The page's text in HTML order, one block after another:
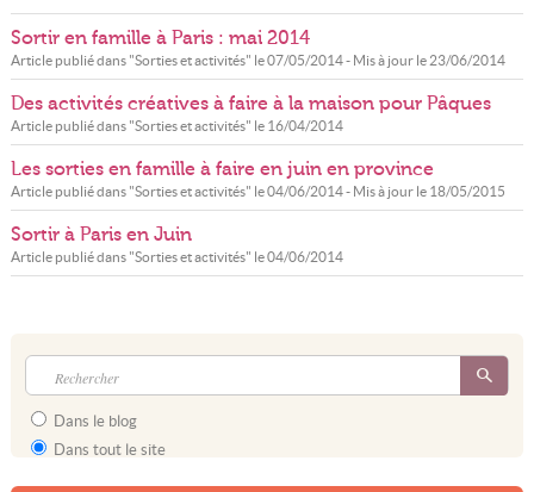
Sortir en famille à Paris : mai 2014
Article publié dans "Sorties et activités" le07/05/2014- Mis à jour le 23/06/2014
Des activités créatives à faire à la maison pour Pâques
Article publié dans "Sorties et activités" le 16/04/2014
Les sorties en famille à faire en juin en province
Article publié dans "Sorties et activités" le04/06/2014- Mis à jour le 18/05/2015
Sortir à Paris en Juin
Article publié dans "Sorties et activités" le04/06/2014
Dans le blog
Dans tout le site